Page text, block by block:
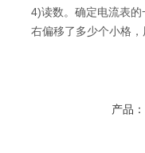
4)读数。确定电流表
右偏移了多少个小格
产品：